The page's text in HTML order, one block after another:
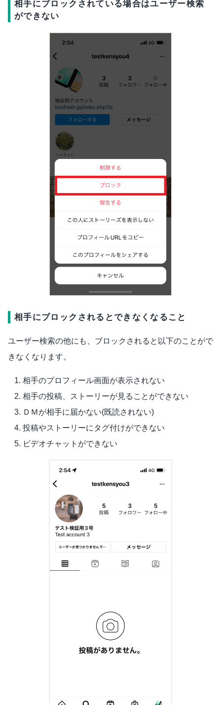
相手にブロックされている場合はユーザー検索
ができない
相手にブロックされるとできなくなること
ユーザー検索の他にも、ブロックされると以下のことがで
きなくなります。
相手のプロフィール画面が表示されない
相手の投稿、ストーリーが見ることができない
ＤＭが相手に届かない(既読されない)
投稿やストーリーにタグ付けができない
ビデオチャットができない